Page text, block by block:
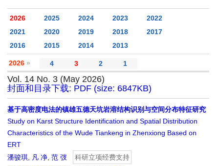
2026 2025 2024 2023
2022
2021
2020 2019 2018
2017
2016
2015 2014 2013
2026 » 4 3 2 1
Vol. 14 No. 3 (May 2026)
封面和目录下载: PDF (size: 6847KB)
基于高密度电法的镇雄五德天坑岩溶结构识别与空间分布特征研究
Study on Karst Structure Identification and Spatial Distribution
Characteristics of the Wude Tiankeng in Zhenxiong Based on
ERT
潘骏琪
凡 净 范 弢 科研立项经费支持